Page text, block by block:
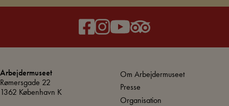
Arbejdermuseet
Rømersgade 22
1362 København K
Om Arbejdermuseet
Presse
Organisation